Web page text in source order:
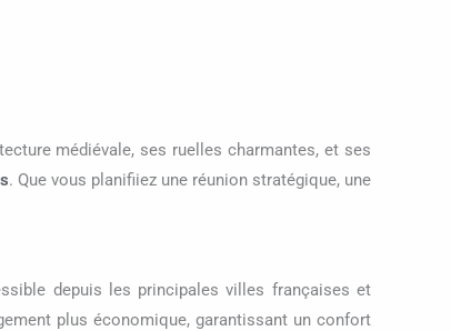
médiévale, ses ruelles charmantes, et ses
. Que vous planifiiez une réunion stratégique, une
depuis les principales villes françaises et
plus économique, garantissant un confort